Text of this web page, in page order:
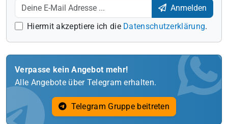
Anmelden
Hiermit akzeptiere ich die Datenschutzerklärung.
Verpasse kein Angebot mehr!
Alle Angebote über Telegram erhalten.
Telegram Gruppe beitreten